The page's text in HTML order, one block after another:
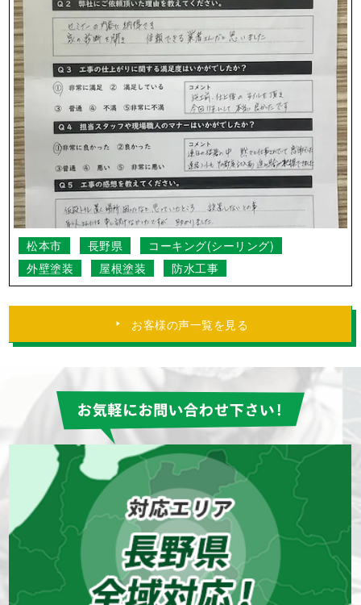
松本市 長野県
コーキング(シーリング)
外壁塗装
屋根塗装 防水工事
お客様の声一覧を見る